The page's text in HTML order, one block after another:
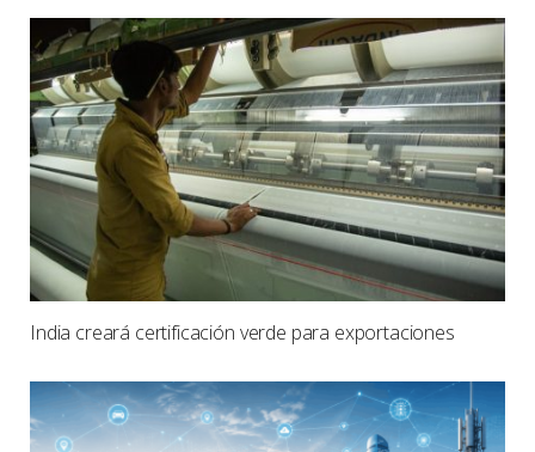
India creará certificación verde para exportaciones